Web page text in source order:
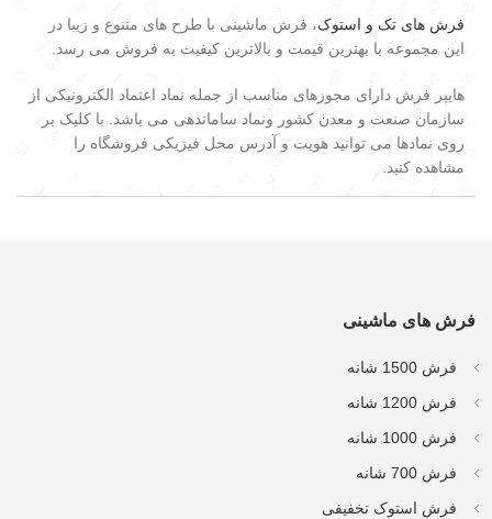
فرش های تک و استوک، فرش ماشینی با طرح های متنوع و زیبا در
این مجموعه با بهترین قیمت و بالاترین کیفیت به فروش می رسد.
هایپر فرش دارای مجوزهای مناسب از جمله نماد اعتماد الکترونیکی از
سازمان صنعت و معدن کشور ونماد ساماندهی می باشد. با کلیک بر
روی نمادها می توانید هویت و آدرس محل فیزیکی فروشگاه را
مشاهده کنید.
فرش های ماشینی
فرش 1500 شانه
فرش 1200 شانه
فرش 1000 شانه
فرش 700 شانه
فرش استوک تخفیفی